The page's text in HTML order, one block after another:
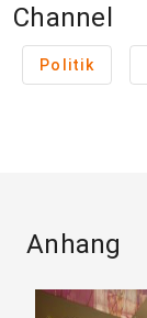
Channel
Politik
Anhang